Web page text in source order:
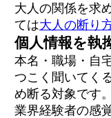
大人の関係を求
ては大人の断り
個人情報を執
本名・職場・自
つこく聞いてく
め断る対象です。
業界経験者の感